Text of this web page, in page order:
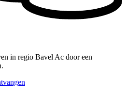
in regio Bavel Ac door een